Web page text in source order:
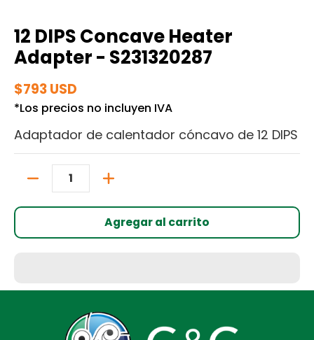
12 DIPS Concave Heater
Adapter - S231320287
$793 USD
*Los precios no incluyen IVA
Adaptador de calentador cóncavo de 12 DIPS
Agregar al carrito